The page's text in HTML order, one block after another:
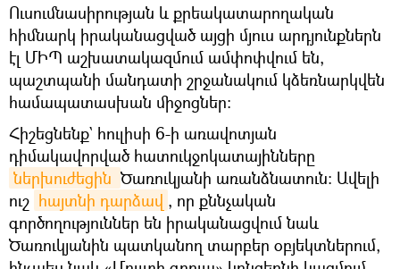
Ուսումնասիրության և քրեակատարողական
հիմնարկ իրականացված այցի մյուս արդյունքներն
էլ ՄԻՊ աշխատակազմում ամփոփվում են,
պաշտպանի մանդատի շրջանակում կձեռնարկվեն
համապատասխան միջոցներ։
Հիշեցնենք` հուլիսի 6-ի առավոտյան
դիմակավորված հատուկջոկատայինները
ներխուժեցին Ծառուկյանի առանձնատուն: Ավելի
ուշ հայտնի դարձավ , որ քննչական
գործողություններ են իրականացվում նաև
Ծառուկյանին պատկանող տարբեր օբյեկտներում,